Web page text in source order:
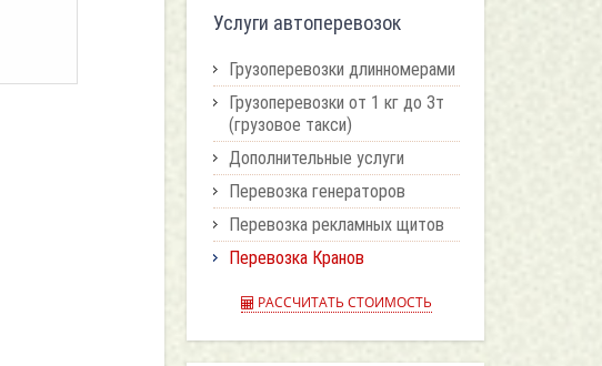
Услуги автоперевозок
Грузоперевозки длинномерами
Грузоперевозки от 1 кг до 3т
(грузовое такси)
Дополнительные услуги
Перевозка генераторов
Перевозка рекламных щитов
Перевозка Кранов
РАССЧИТАТЬ СТОИМОСТЬ